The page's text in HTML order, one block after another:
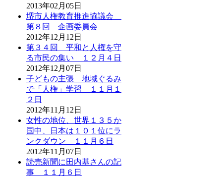
2013年02月05日
堺市人権教育推進協議会
第８回 企画委員会
2012年12月12日
第３４回 平和と人権を守
る市民の集い １２月４日
2012年12月07日
子どもの主張 地域ぐるみ
で「人権」学習 １１月１
２日
2012年11月12日
女性の地位、世界１３５か
国中、日本は１０１位にラ
ンクダウン １１月６日
2012年11月07日
読売新聞に田内基さんの記
事 １１月６日